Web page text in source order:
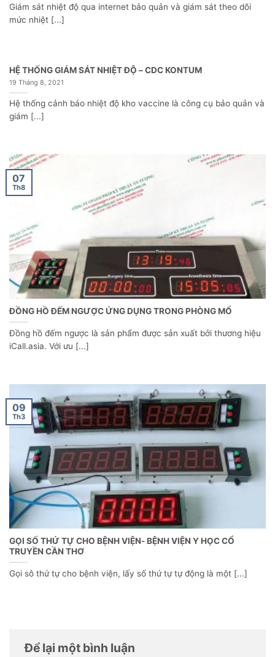
Giám sát nhiệt độ qua internet bảo quản và giám sát theo dõi
mức nhiệt [...]
HỆ THỐNG GIÁM SÁT NHIỆT ĐỘ – CDC KONTUM
19 Tháng 8, 2021
Hệ thống cảnh báo nhiệt độ kho vaccine là công cụ bảo quản và
giám [...]
ĐỒNG HỒ ĐẾM NGƯỢC ỨNG DỤNG TRONG PHÒNG MỔ
Đồng hồ đếm ngược là sản phẩm được sản xuất bởi thương hiệu
iCall.asia. Với ưu [...]
07
Th8
GỌI SỐ THỨ TỰ CHO BỆNH VIỆN- BỆNH VIỆN Y HỌC CỔ
TRUYỀN CẦN THƠ
Gọi sô thứ tự cho bệnh viện, lấy số thứ tự tự động là một [...]
09
Th3
Để lại một bình luận